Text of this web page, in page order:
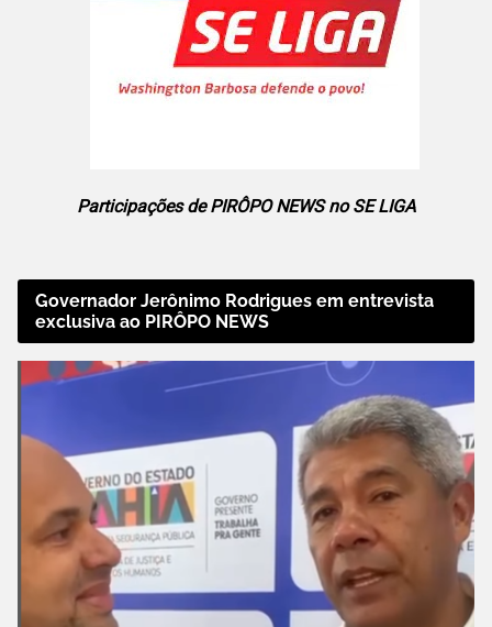
Participações de PIRÔPO NEWS no SE LIGA
Governador Jerônimo Rodrigues em entrevista
exclusiva ao PIRÔPO NEWS